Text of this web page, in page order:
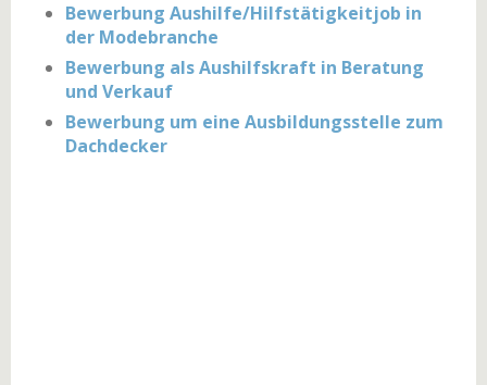
Bewerbung Aushilfe/Hilfstätigkeitjob in
der Modebranche
Bewerbung als Aushilfskraft in Beratung
und Verkauf
Bewerbung um eine Ausbildungsstelle zum
Dachdecker